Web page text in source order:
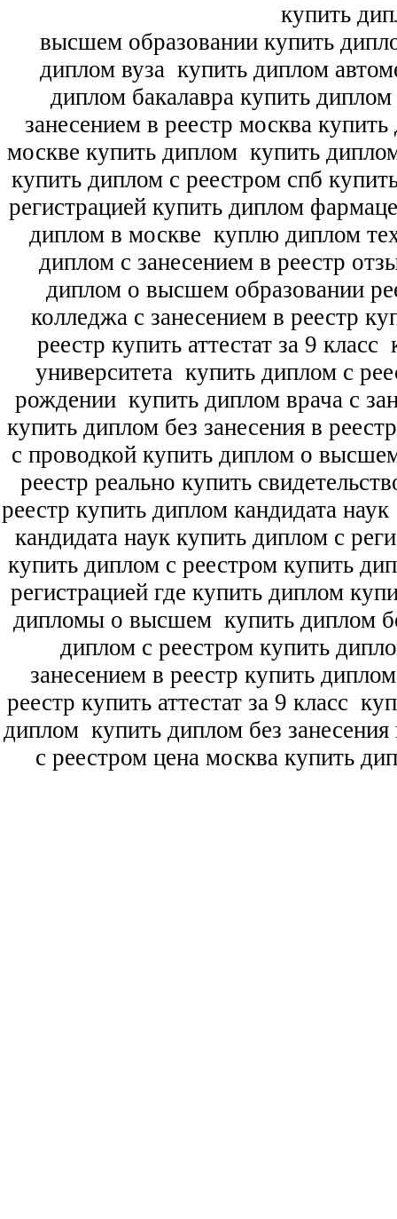
купить
высшем образовании купить
диплом вуза купить диплом
диплом бакалавра купить
занесением в реестр москва
москве купить диплом купить
купить диплом с реестром спб
регистрацией купить диплом
диплом в москве куплю диплом
диплом с занесением в реестр
диплом о высшем образовании
колледжа с занесением в реестр
реестр купить аттестат за 9 класс
университета купить диплом с
рождении купить диплом врача с
купить диплом без занесения в
с проводкой купить диплом о
реестр реально купить
реестр купить диплом кандидата наук
кандидата наук купить диплом с
купить диплом с реестром купить
регистрацией где купить диплом
дипломы о высшем купить диплом
диплом с реестром купить
занесением в реестр купить
реестр купить аттестат за 9 класс
диплом купить диплом без
с реестром цена москва купить